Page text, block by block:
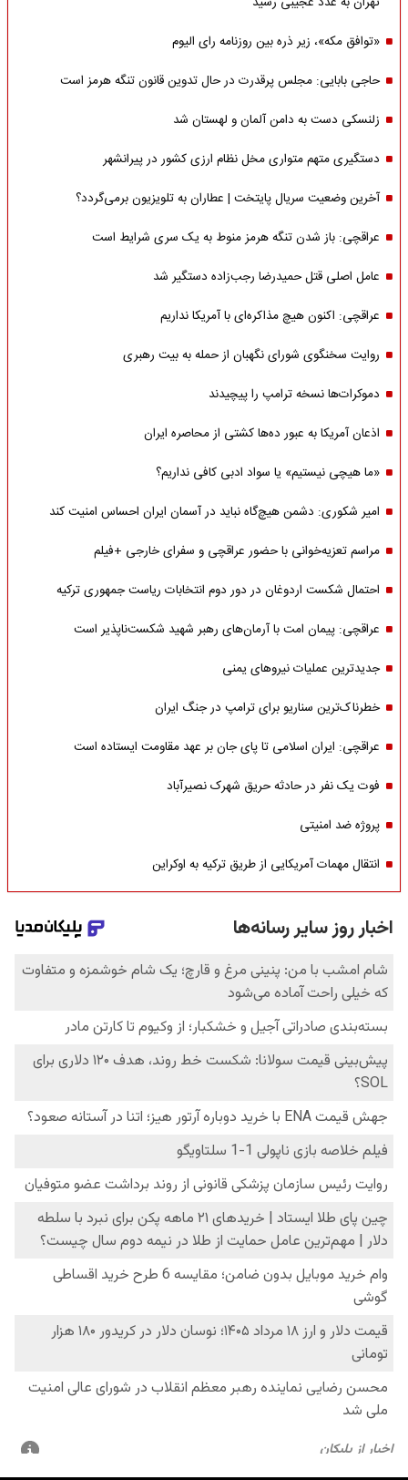
«توافق مکه»، زیر ذره بین روزنامه رای الیوم
حاجی بابایی: مجلس پرقدرت در حال تدوین قانون تنگه هرمز است
زلنسکی دست به دامن آلمان و لهستان شد
دستگیری متهم متواری مخل نظام ارزی کشور در پیرانشهر
آخرین وضعیت سریال پایتخت | عطاران به تلویزیون برمی‌گردد؟
عراقچی: باز شدن تنگه هرمز منوط به یک سری شرایط است
عامل اصلی قتل حمیدرضا رجب‌زاده دستگیر شد
عراقچی: اکنون هیچ مذاکره‌ای با آمریکا نداریم
روایت سخنگوی شورای نگهبان از حمله به بیت رهبری
دموکرات‌ها نسخه ترامپ را پیچیدند
اذعان آمریکا به عبور ده‌ها کشتی از محاصره ایران
«ما هیچی نیستیم» یا سواد ادبی کافی نداریم؟
امیر شکوری: دشمن هیچ‌گاه نباید در آسمان ایران احساس امنیت کند
مراسم تعزیه‌خوانی با حضور عراقچی و سفرای خارجی +فیلم
احتمال شکست اردوغان در دور دوم انتخابات ریاست جمهوری ترکیه
عراقچی: پیمان امت با آرمان‌های رهبر شهید شکست‌ناپذیر است
جدیدترین عملیات نیروهای یمنی
خطرناک‌ترین سناریو برای ترامپ در جنگ ایران
عراقچی: ایران اسلامی تا پای جان بر عهد مقاومت ایستاده است
فوت یک نفر در حادثه حریق شهرک نصیرآباد
پروژه ضد امنیتی
انتقال مهمات آمریکایی از طریق ترکیه به اوکراین